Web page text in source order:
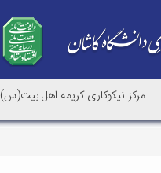
مرکز نیکوکاری کریمه اهل بیت(س)